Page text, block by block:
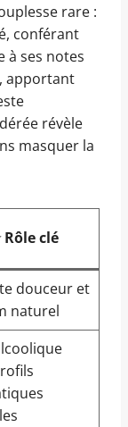
rare :
conférant
à ses notes
apportant
révèle
masquer la
Rôle clé
douceur et
naturel